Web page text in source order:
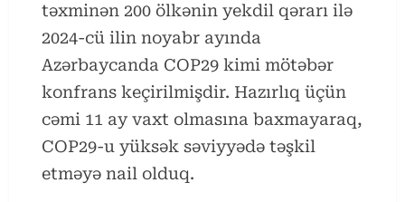
təxminən 200 ölkənin yekdil qərarı ilə
2024-cü ilin noyabr ayında
Azərbaycanda COP29 kimi mötəbər
konfrans keçirilmişdir. Hazırlıq üçün
cəmi 11 ay vaxt olmasına baxmayaraq,
COP29-u yüksək səviyyədə təşkil
etməyə nail olduq.